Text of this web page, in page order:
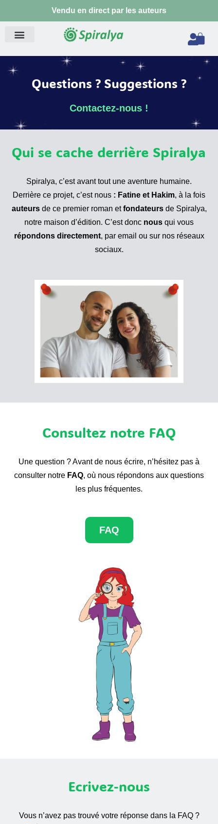
au
contenu
Vendu en direct par les auteurs
Questions ? Suggestions ?
Contactez-nous !
Qui se cache derrière Spiralya
Spiralya, c’est avant tout une aventure humaine.
Derrière ce projet, c’est nous : Fatine et Hakim, à la fois
auteursde ce premier roman etfondateursde Spiralya,
notre maison d’édition. C’est donc nous qui vous
répondons directement, par email ou sur nos réseaux
sociaux.
Consultez notre FAQ
Une question ? Avant de nous écrire, n’hésitez pas à
consulter notre FAQ, où nous répondons aux questions
les plus fréquentes.
FAQ
Ecrivez-nous
Vous n’avez pas trouvé votre réponse dans la FAQ ?